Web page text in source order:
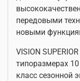
передовыми
новыми
VISION
типоразмерах
класс сезонной